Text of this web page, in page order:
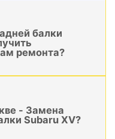
балки
ремонта?
- Замена
Subaru XV?